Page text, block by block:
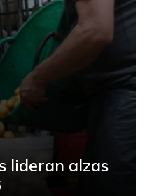
lideran alzas